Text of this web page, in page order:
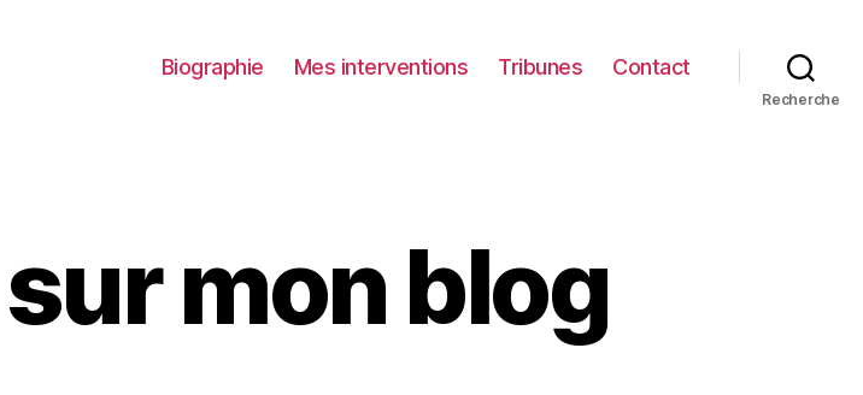
Biographie Mes interventions Tribunes Contact
Recherche
mon blog